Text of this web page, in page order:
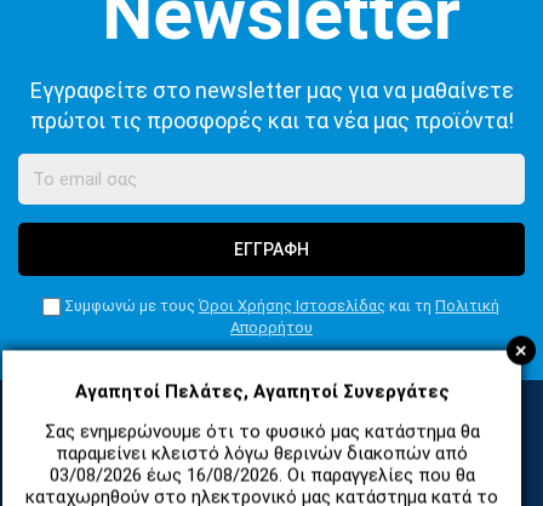
+
Αγαπητοί Πελάτες, Αγαπητοί Συνεργάτες
Σας ενημερώνουμε ότι το φυσικό μας κατάστημα θα
παραμείνει κλειστό λόγω θερινών διακοπών από
03/08/2026 έως 16/08/2026. Οι παραγγελίες που θα
καταχωρηθούν στο ηλεκτρονικό μας κατάστημα κατά το
Εγγραφείτε στο newsletter μας για να μαθαίνετε
πρώτοι τις προσφορές και τα νέα μας προϊόντα!
ΕΓΓΡΑΦΗ
Συμφωνώ με τους Όροι Χρήσης Ιστοσελίδας και τη Πολιτική
Απορρήτου
ΚΑΤΗΓΟΡΙΕΣ